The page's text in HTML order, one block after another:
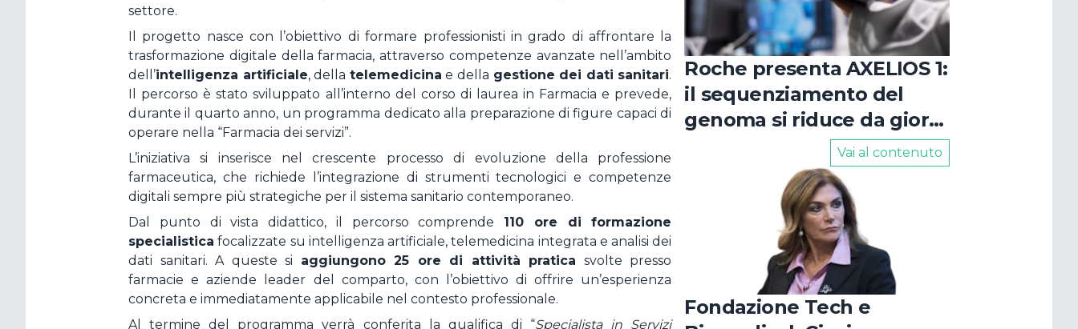
settore.
Il progetto nasce con l’obiettivo di formare professionisti in grado di affrontare la
trasformazione digitale della farmacia, attraverso competenze avanzate nell’ambito
dell’intelligenza artificiale, della telemedicina e della gestione dei dati sanitari.
Il percorso è stato sviluppato all’interno del corso di laurea in Farmacia e prevede,
durante il quarto anno, un programma dedicato alla preparazione di figure capaci di
operare nella “Farmacia dei servizi”.
L’iniziativa si inserisce nel crescente processo di evoluzione della professione
farmaceutica, che richiede l’integrazione di strumenti tecnologici e competenze
digitali sempre più strategiche per il sistema sanitario contemporaneo.
Dal punto di vista didattico, il percorso comprende 110 ore di formazione
specialistica focalizzate su intelligenza artificiale, telemedicina integrata e analisi dei
dati sanitari. A queste si aggiungono 25 ore di attività pratica svolte presso
farmacie e aziende leader del comparto, con l’obiettivo di offrire un’esperienza
concreta e immediatamente applicabile nel contesto professionale.
Al termine del programma verrà conferita la qualifica di “Specialista in Servizi
Roche presenta AXELIOS 1:
il sequenziamento del
genoma si riduce da giorni
Vai al contenuto
Fondazione Tech e